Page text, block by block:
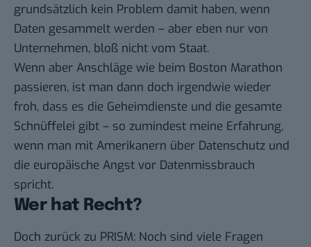
grundsätzlich kein Problem damit haben, wenn
Daten gesammelt werden – aber eben nur von
Unternehmen, bloß nicht vom Staat.
Wenn aber Anschläge wie beim Boston Marathon
passieren, ist man dann doch irgendwie wieder
froh, dass es die Geheimdienste und die gesamte
Schnüffelei gibt – so zumindest meine Erfahrung,
wenn man mit Amerikanern über Datenschutz und
die europäische Angst vor Datenmissbrauch
spricht.
Wer hat Recht?
Doch zurück zu PRISM: Noch sind viele Fragen